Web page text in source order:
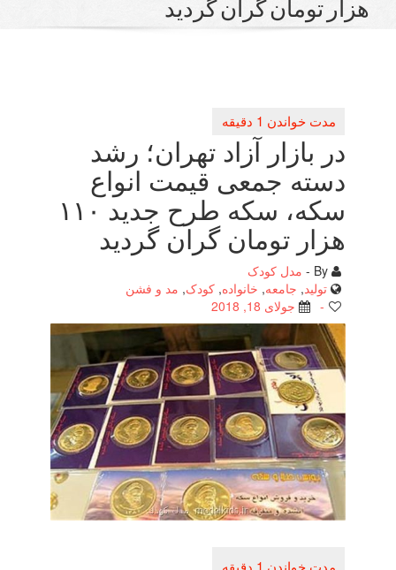
گران گردید
آزاد تهران؛ رشد
جمعی قیمت انواع
سكه، سكه طرح جدید ۱۱۰
تومان گران گردید
مدل کودک
,خانواده ,کودک,مد و فشن
جولای 18, 2018